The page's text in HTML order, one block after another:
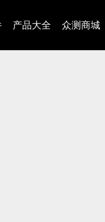
产品大全 众测商城